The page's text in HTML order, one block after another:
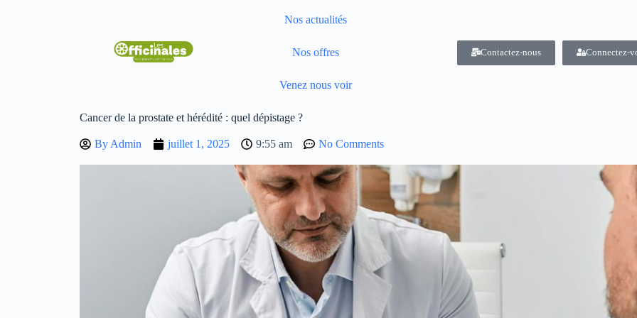
Nos actualités
Nos offres
Venez nous voir
Contactez-nous Connectez-
Cancer de la prostate et hérédité : quel dépistage ?
By Admin juillet 1, 2025 9:55 am No Comments